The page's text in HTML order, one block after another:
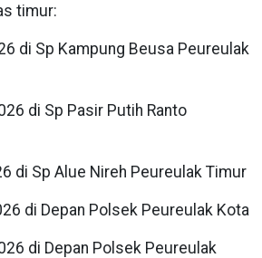
timur:
di Sp Kampung Beusa Peureulak
di Sp Pasir Putih Ranto
di Sp Alue Nireh Peureulak Timur
di Depan Polsek Peureulak Kota
di Depan Polsek Peureulak